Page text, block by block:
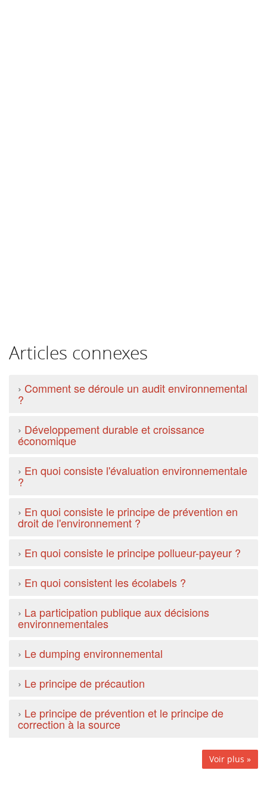
Articles connexes
› Comment se déroule un audit environnemental
?
› Développement durable et croissance
économique
› En quoi consiste l'évaluation environnementale
?
› En quoi consiste le principe de prévention en
droit de l'environnement ?
› En quoi consiste le principe pollueur-payeur ?
› En quoi consistent les écolabels ?
› La participation publique aux décisions
environnementales
› Le dumping environnemental
› Le principe de précaution
› Le principe de prévention et le principe de
correction à la source
Voir plus »